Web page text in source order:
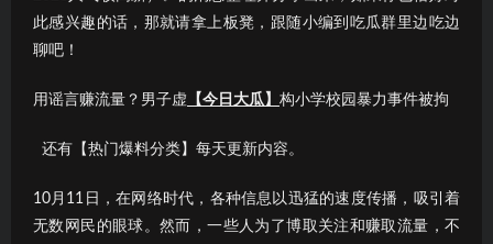
此感兴趣的话，那就请拿上板凳，跟随小编到吃瓜群里边吃边
聊吧！
用谣言赚流量？男子虚 【今日大瓜】 构小学校园暴力事件被拘
还有【热门爆料分类】每天更新内容。
10月11日，在网络时代，各种信息以迅猛的速度传播，吸引着
无数网民的眼球。然而，一些人为了博取关注和赚取流量，不